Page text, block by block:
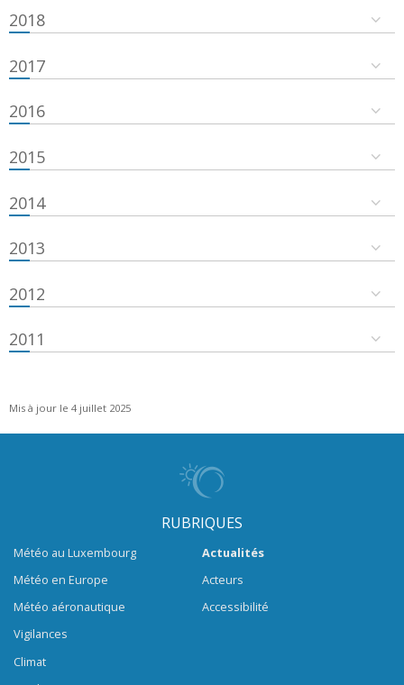
2018
2017
2016
2015
2014
2013
2012
2011
Mis à jour le 4 juillet 2025
RUBRIQUES
Météo au Luxembourg
Météo en Europe
Météo aéronautique
Vigilances
Climat
Actualités
Acteurs
Accessibilité